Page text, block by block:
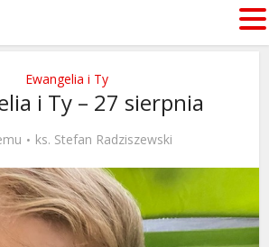
Ewangelia i Ty
i Ty – 27 sierpnia
ks. Stefan Radziszewski